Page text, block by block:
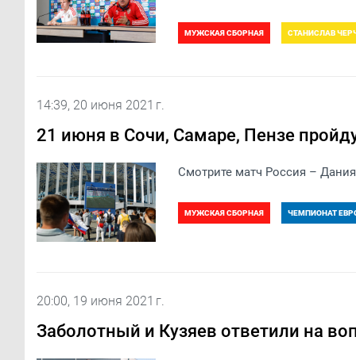
МУЖСКАЯ СБОРНАЯ СТАНИСЛАВ
14:39, 20 июня 2021 г.
21 июня в Сочи, Самаре, Пензе
Смотрите матч Россия –
МУЖСКАЯ СБОРНАЯ ЧЕМПИОНАТ
20:00, 19 июня 2021 г.
Заболотный и Кузяев ответили на